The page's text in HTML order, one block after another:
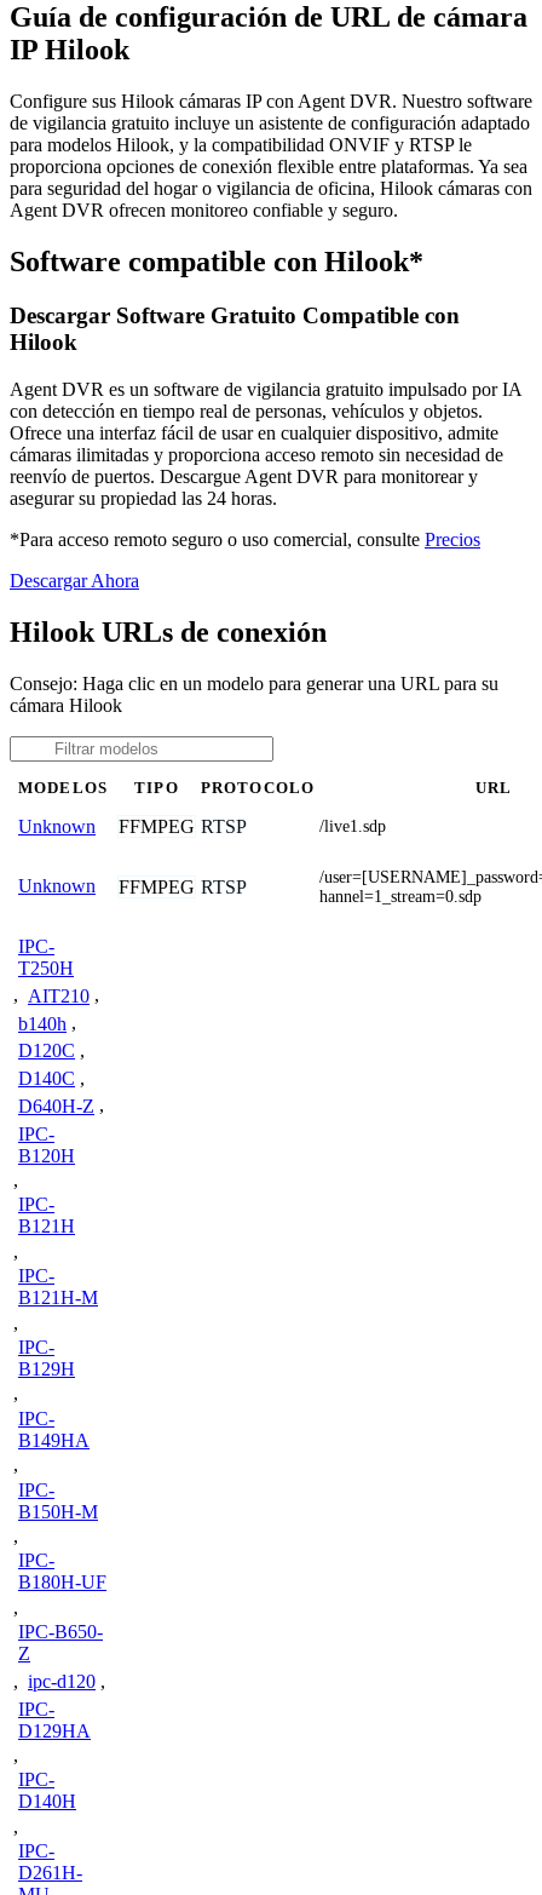
Guía de configuración de URL de cámara
IP Hilook
Configure sus Hilook cámaras IP con Agent DVR. Nuestro software
de vigilancia gratuito incluye un asistente de configuración adaptado
para modelos Hilook, y la compatibilidad ONVIF y RTSP le
proporciona opciones de conexión flexible entre plataformas. Ya sea
para seguridad del hogar o vigilancia de oficina, Hilook cámaras con
Agent DVR ofrecen monitoreo confiable y seguro.
Software compatible con Hilook*
Descargar Software Gratuito Compatible con
Hilook
Agent DVR es un software de vigilancia gratuito impulsado por IA
con detección en tiempo real de personas, vehículos y objetos.
Ofrece una interfaz fácil de usar en cualquier dispositivo, admite
cámaras ilimitadas y proporciona acceso remoto sin necesidad de
reenvío de puertos. Descargue Agent DVR para monitorear y
asegurar su propiedad las 24 horas.
*Para acceso remoto seguro o uso comercial, consulte Precios
Descargar Ahora
Hilook URLs de conexión
Consejo: Haga clic en un modelo para generar una URL para su
cámara Hilook
MODELOS TIPO PROTOCOLO URL
Unknown FFMPEG RTSP /live1.sdp
Unknown FFMPEG RTSP
/
hannel=1_stream=0.sdp
IPC-
T250H
, AIT210 ,
b140h ,
D120C ,
D140C ,
D640H-Z ,
IPC-
B120H
,
IPC-
B121H
,
IPC-
B121H-M
,
IPC-
B129H
,
IPC-
B149HA
,
IPC-
B150H-M
,
IPC-
B180H-UF
,
IPC-B650-
Z
, ipc-d120 ,
IPC-
D129HA
,
IPC-
D140H
,
IPC-
D261H-